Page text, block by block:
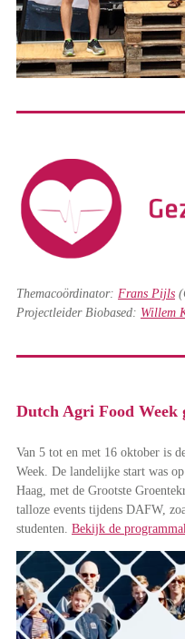
Themacoördinator: Frans Pijls
Projectleider Biobased: Willem
Dutch Agri Food Week
Van 5 tot en met 16 oktober is
Week. De landelijke start was
Haag, met de Grootste
talloze events tijdens DAFW,
studenten. Bekijk de